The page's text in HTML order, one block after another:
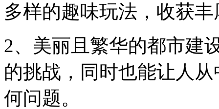
多样的趣味玩法，收获
2、美丽且繁华的都市建
的挑战，同时也能让人
何问题。